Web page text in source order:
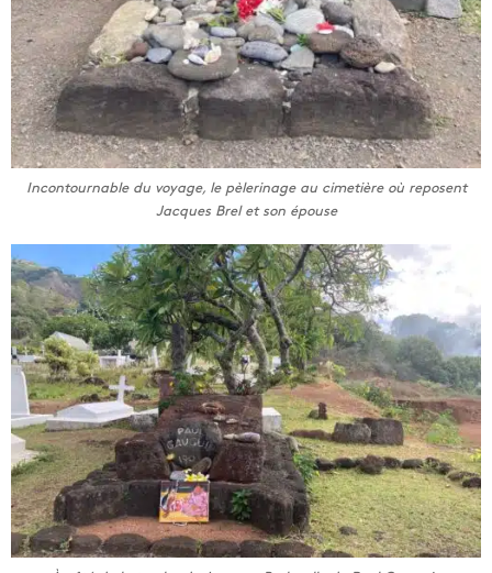
Incontournable du voyage, le pèlerinage au cimetière où reposent
Jacques Brel et son épouse